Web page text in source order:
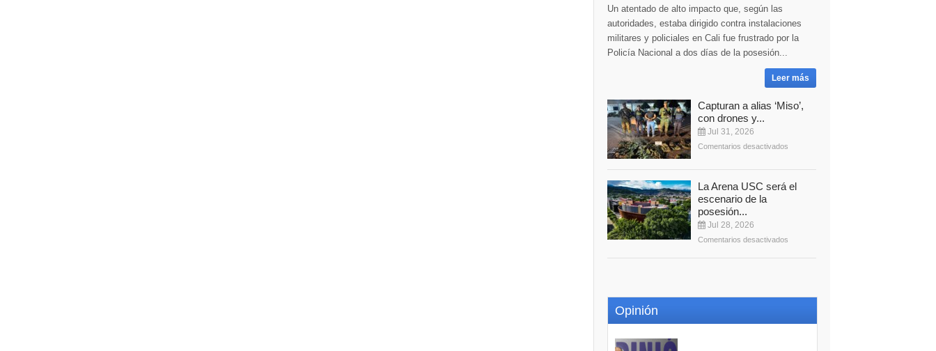
Un atentado de alto impacto que, según las
autoridades, estaba dirigido contra instalaciones
militares y policiales en Cali fue frustrado por la
Policía Nacional a dos días de la posesión...
Leer más
Capturan a alias ‘Miso’,
con drones y...
Jul 31, 2026
Comentarios desactivados
La Arena USC será el
escenario de la
posesión...
Jul 28, 2026
Comentarios desactivados
Opinión